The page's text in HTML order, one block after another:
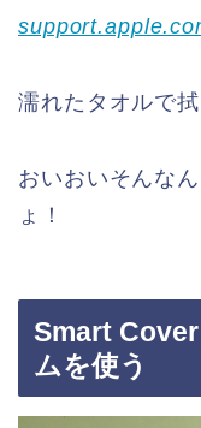
濡れたタオルで
おいおいそんな
ょ！
Smart
ムを使う